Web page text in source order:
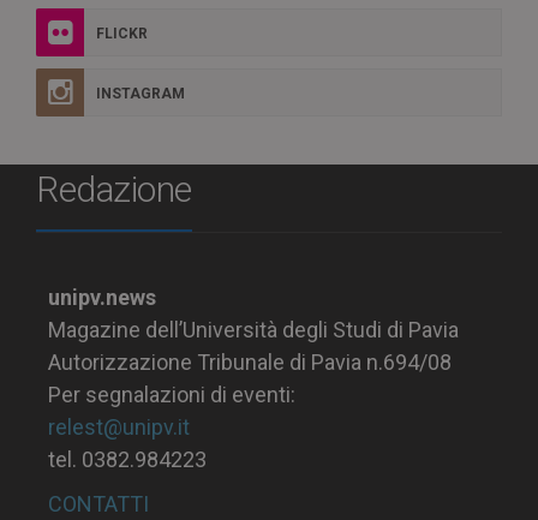
FLICKR
INSTAGRAM
Redazione
unipv.news
Magazine dell’Università degli Studi di Pavia
Autorizzazione Tribunale di Pavia n.694/08
Per segnalazioni di eventi:
relest@unipv.it
tel. 0382.984223
CONTATTI